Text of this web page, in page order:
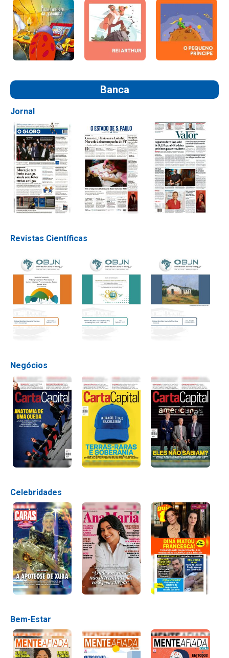
Banca
Jornal
Revistas Científicas
Negócios
Celebridades
Bem-Estar